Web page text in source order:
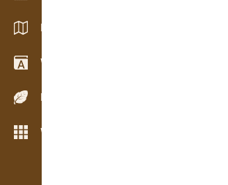
Kataloge / Broschüren
Wörterbuch
Holzarten
Weitere Funktionen